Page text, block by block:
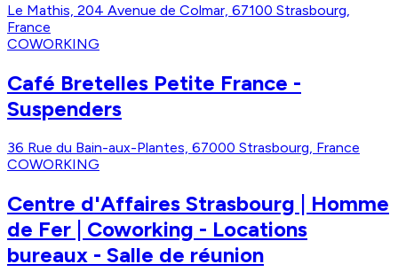
Le Mathis, 204 Avenue de Colmar, 67100 Strasbourg,
France
COWORKING
Café Bretelles Petite France -
Suspenders
36 Rue du Bain-aux-Plantes, 67000 Strasbourg, France
COWORKING
Centre d'Affaires Strasbourg | Homme
de Fer | Coworking - Locations
bureaux - Salle de réunion